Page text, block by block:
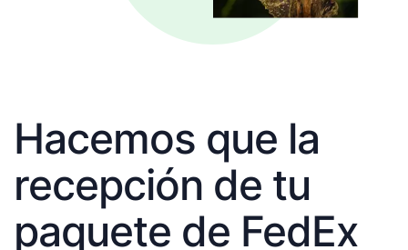
Hacemos que la
recepción de tu
paquete de FedEx